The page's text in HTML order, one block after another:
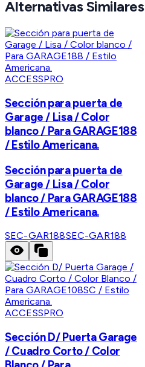
Alternativas Similares
ACCESSPRO
Sección para puerta de
Garage / Lisa / Color
blanco / Para GARAGE188
/ Estilo Americana.
Sección para puerta de
Garage / Lisa / Color
blanco / Para GARAGE188
/ Estilo Americana.
SEC-GAR188SEC-GAR188
ACCESSPRO
Sección D/ Puerta Garage
/ Cuadro Corto / Color